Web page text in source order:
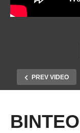
PREV VIDEO